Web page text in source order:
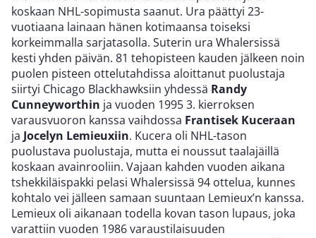
koskaan NHL-sopimusta saanut. Ura päättyi 23-
vuotiaana lainaan hänen kotimaansa toiseksi
korkeimmalla sarjatasolla. Suterin ura Whalersissä
kesti yhden päivän. 81 tehopisteen kauden jälkeen noin
puolen pisteen ottelutahdissa aloittanut puolustaja
siirtyi Chicago Blackhawksiin yhdessä Randy
Cunneyworthin ja vuoden 1995 3. kierroksen
varausvuoron kanssa vaihdossa Frantisek Kuceraan
ja Jocelyn Lemieuxiin. Kucera oli NHL-tason
puolustava puolustaja, mutta ei noussut taalajäillä
koskaan avainrooliin. Vajaan kahden vuoden aikana
tshekkiläispakki pelasi Whalersissä 94 ottelua, kunnes
kohtalo vei jälleen samaan suuntaan Lemieux’n kanssa.
Lemieux oli aikanaan todella kovan tason lupaus, joka
varattiin vuoden 1986 varaustilaisuuden